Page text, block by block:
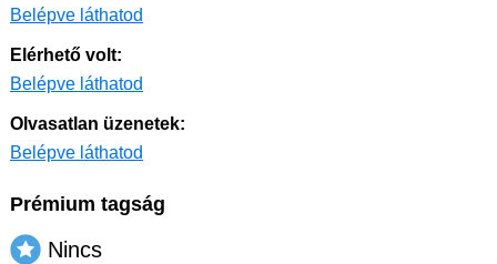
Belépve láthatod
Elérhető volt:
Belépve láthatod
Olvasatlan üzenetek:
Belépve láthatod
Prémium tagság
Nincs